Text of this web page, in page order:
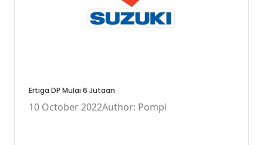
Ertiga DP Mulai 6 Jutaan
10 October 2022Author: Pompi